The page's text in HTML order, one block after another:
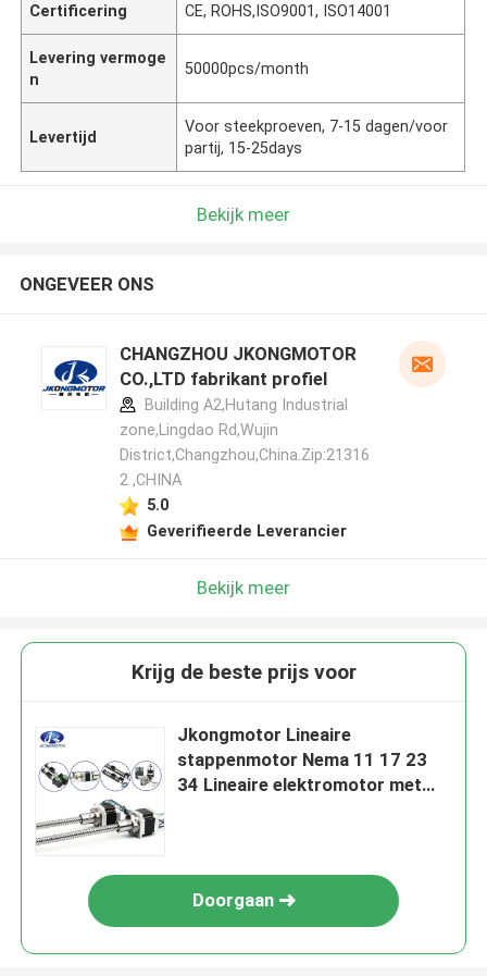
Certificering CE, ROHS,ISO9001, ISO14001
Levering vermoge
n
50000pcs/month
Levertijd
Voor steekproeven, 7-15 dagen/voor
partij, 15-25days
Bekijk meer
ONGEVEER ONS
CHANGZHOU JKONGMOTOR
CO.,LTD fabrikant profiel
Building A2,Hutang Industrial
zone,Lingdao Rd,Wujin
District,Changzhou,China.Zip:21316
2 ,CHINA
5.0
Geverifieerde Leverancier
Bekijk meer
Krijg de beste prijs voor
Jkongmotor Lineaire
stappenmotor Nema 11 17 23
34 Lineaire elektromotor met
Doorgaan